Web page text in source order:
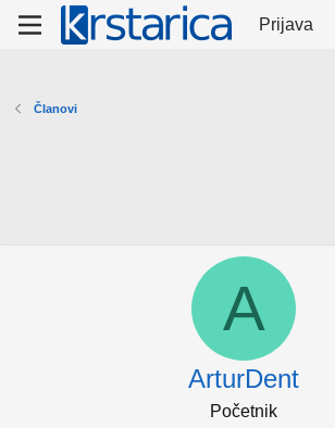
Prijava
Članovi
A
ArturDent
Početnik